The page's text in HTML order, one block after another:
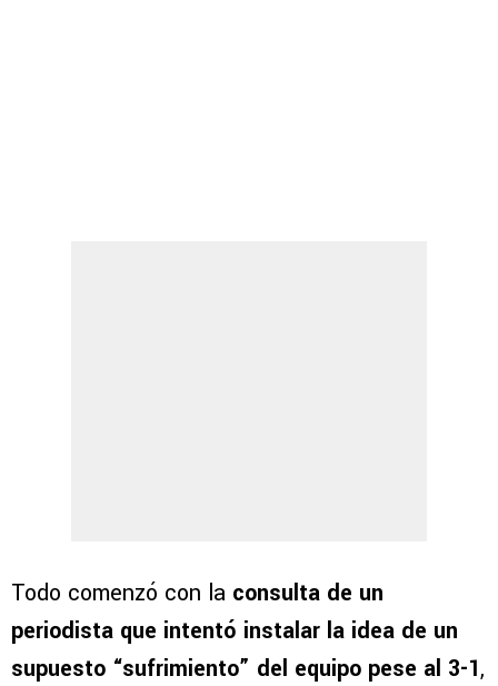
Todo comenzó con la consulta de un
periodista que intentó instalar la idea de un
supuesto “sufrimiento” del equipo pese al 3-1,